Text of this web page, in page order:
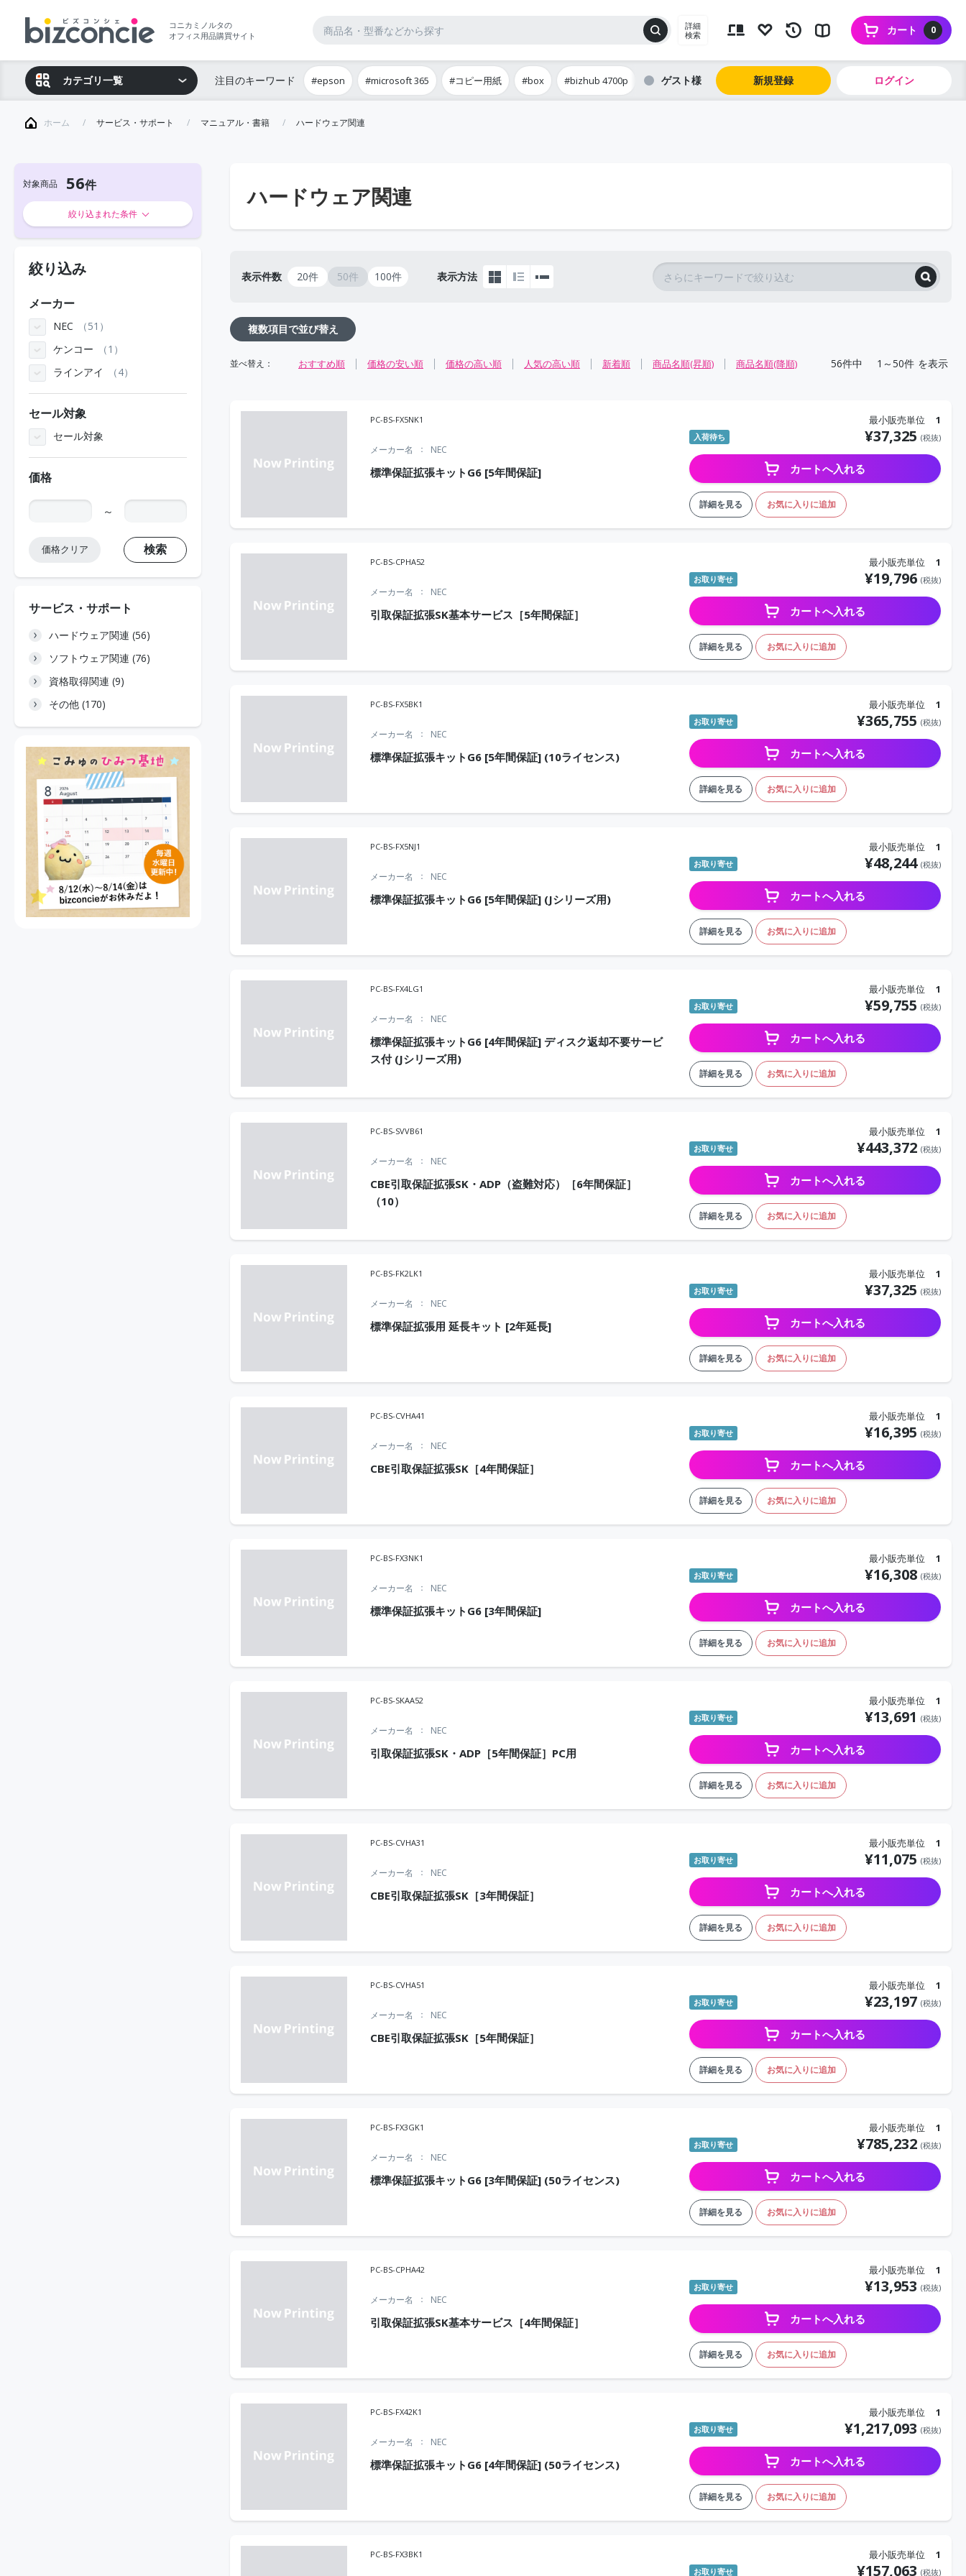
コニカミノルタの
オフィス用品購買サイト
詳細
検索
0
カート
カテゴリ一覧 注目のキーワード #epson #microsoft 365 #コピー用紙 #box #bizhub 4700p ゲスト 新規登録 ログイン
ホーム サービス・サポート マニュアル・書籍 ハードウェア関連
ハードウェア関連
表示件数 20件 50件 100件 表示方法
複数項目で並び替え
並べ替え： おすすめ順 価格の安い順 価格の高い順 人気の高い順 新着順 商品名順(昇順) 商品名順(降順) 56件中 1～50件 を表示
PC-BS-FX5NK1
標準保証拡張キットG6 [5年間保証]
メーカー名 NEC
最小販売単位 1
入荷待ち ¥37,325 (税抜)
カートへ入れる
詳細を見る お気に入りに追加
PC-BS-CPHA52
引取保証拡張SK基本サービス［5年間保証］
メーカー名 NEC
最小販売単位 1
お取り寄せ ¥19,796 (税抜)
カートへ入れる
詳細を見る お気に入りに追加
PC-BS-FX5BK1
標準保証拡張キットG6 [5年間保証] (10ライセンス)
メーカー名 NEC
最小販売単位 1
お取り寄せ ¥365,755 (税抜)
カートへ入れる
詳細を見る お気に入りに追加
PC-BS-FX5NJ1
標準保証拡張キットG6 [5年間保証] (Jシリーズ用)
メーカー名 NEC
最小販売単位 1
お取り寄せ ¥48,244 (税抜)
カートへ入れる
詳細を見る お気に入りに追加
PC-BS-FX4LG1
標準保証拡張キットG6 [4年間保証] ディスク返却不要サービ
ス付 (Jシリーズ用)
メーカー名 NEC
最小販売単位 1
お取り寄せ ¥59,755 (税抜)
カートへ入れる
詳細を見る お気に入りに追加
PC-BS-SVVB61
CBE引取保証拡張SK・ADP（盗難対応）［6年間保証］
（10）
メーカー名 NEC
最小販売単位 1
お取り寄せ ¥443,372 (税抜)
カートへ入れる
詳細を見る お気に入りに追加
PC-BS-FK2LK1
標準保証拡張用 延長キット [2年延長]
メーカー名 NEC
最小販売単位 1
お取り寄せ ¥37,325 (税抜)
カートへ入れる
詳細を見る お気に入りに追加
PC-BS-CVHA41
CBE引取保証拡張SK［4年間保証］
メーカー名 NEC
最小販売単位 1
お取り寄せ ¥16,395 (税抜)
カートへ入れる
詳細を見る お気に入りに追加
PC-BS-FX3NK1
標準保証拡張キットG6 [3年間保証]
メーカー名 NEC
最小販売単位 1
お取り寄せ ¥16,308 (税抜)
カートへ入れる
詳細を見る お気に入りに追加
PC-BS-SKAA52
引取保証拡張SK・ADP［5年間保証］PC用
メーカー名 NEC
最小販売単位 1
お取り寄せ ¥13,691 (税抜)
カートへ入れる
詳細を見る お気に入りに追加
PC-BS-CVHA31
CBE引取保証拡張SK［3年間保証］
メーカー名 NEC
最小販売単位 1
お取り寄せ ¥11,075 (税抜)
カートへ入れる
詳細を見る お気に入りに追加
PC-BS-CVHA51
CBE引取保証拡張SK［5年間保証］
メーカー名 NEC
最小販売単位 1
お取り寄せ ¥23,197 (税抜)
カートへ入れる
詳細を見る お気に入りに追加
PC-BS-FX3GK1
標準保証拡張キットG6 [3年間保証] (50ライセンス)
メーカー名 NEC
最小販売単位 1
お取り寄せ ¥785,232 (税抜)
カートへ入れる
詳細を見る お気に入りに追加
PC-BS-CPHA42
引取保証拡張SK基本サービス［4年間保証］
メーカー名 NEC
最小販売単位 1
お取り寄せ ¥13,953 (税抜)
カートへ入れる
詳細を見る お気に入りに追加
PC-BS-FX42K1
標準保証拡張キットG6 [4年間保証] (50ライセンス)
メーカー名 NEC
最小販売単位 1
お取り寄せ ¥1,217,093 (税抜)
カートへ入れる
詳細を見る お気に入りに追加
PC-BS-FX3BK1 最小販売単位 1
お取り寄せ ¥157,063 (税抜)
対象商品 56
絞り込まれた条件
絞り込み
メーカー
NEC
51
ケンコー
1
ラインアイ
4
セール対象
セール対象
価格
～
価格クリア 検索
サービス・サポート
ハードウェア関連 (56)
ソフトウェア関連 (76)
資格取得関連 (9)
その他 (170)